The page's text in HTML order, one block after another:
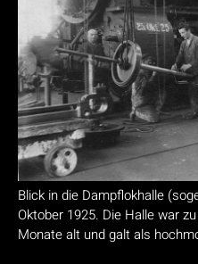
Blick in die Dampflokhalle
Oktober 1925. Die Halle war
Monate alt und galt als